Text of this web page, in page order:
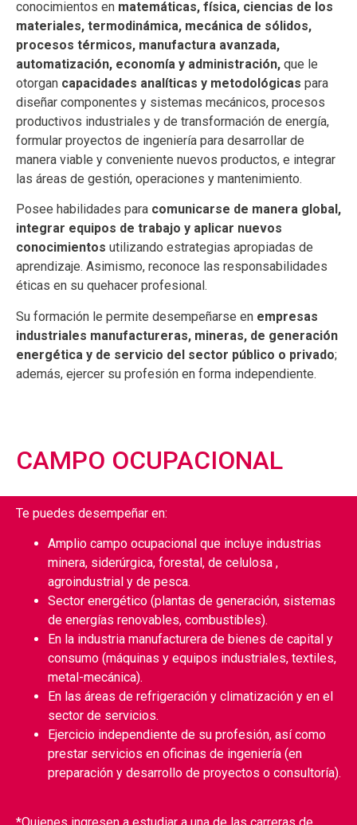
conocimientos en matemáticas, física, ciencias de los
materiales, termodinámica, mecánica de sólidos,
procesos térmicos, manufactura avanzada,
automatización, economía y administración, que le
otorgan capacidades analíticas y metodológicas para
diseñar componentes y sistemas mecánicos, procesos
productivos industriales y de transformación de energía,
formular proyectos de ingeniería para desarrollar de
manera viable y conveniente nuevos productos, e integrar
las áreas de gestión, operaciones y mantenimiento.
Posee habilidades para comunicarse de manera global,
integrar equipos de trabajo y aplicar nuevos
conocimientos utilizando estrategias apropiadas de
aprendizaje. Asimismo, reconoce las responsabilidades
éticas en su quehacer profesional.
Su formación le permite desempeñarse en empresas
industriales manufactureras, mineras, de generación
energética y de servicio del sector público o privado;
además, ejercer su profesión en forma independiente.
CAMPO OCUPACIONAL
Te puedes desempeñar en:
Amplio campo ocupacional que incluye industrias
minera, siderúrgica, forestal, de celulosa ,
agroindustrial y de pesca.
Sector energético (plantas de generación, sistemas
de energías renovables, combustibles).
En la industria manufacturera de bienes de capital y
consumo (máquinas y equipos industriales, textiles,
metal-mecánica).
En las áreas de refrigeración y climatización y en el
sector de servicios.
Ejercicio independiente de su profesión, así como
prestar servicios en oficinas de ingeniería (en
preparación y desarrollo de proyectos o consultoría).